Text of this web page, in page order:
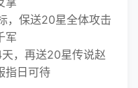
保送20星全体攻击
军
，再送20星传说赵
指日可待